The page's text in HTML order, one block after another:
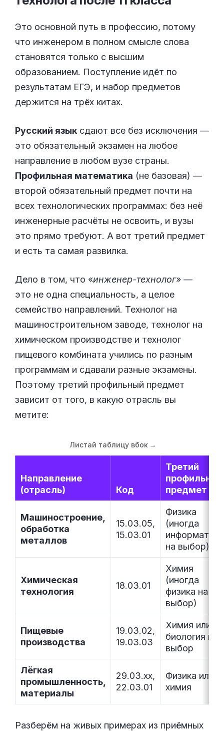
Это основной путь в профессию, потому
что инженером в полном смысле слова
становятся только с высшим
образованием. Поступление идёт по
результатам ЕГЭ, и набор предметов
держится на трёх китах.
Русский язык сдают все без исключения —
это обязательный экзамен на любое
направление в любом вузе страны.
Профильная математика (не базовая) —
второй обязательный предмет почти на
всех технологических программах: без неё
инженерные расчёты не освоить, и вузы
это прямо требуют. А вот третий предмет
и есть та самая развилка.
Дело в том, что «инженер-технолог» —
это не одна специальность, а целое
семейство направлений. Технолог на
машиностроительном заводе, технолог на
химическом производстве и технолог
пищевого комбината учились по разным
программам и сдавали разные экзамены.
Поэтому третий профильный предмет
зависит от того, в какую отрасль вы
метите:
Листай таблицу вбок →
Направление
(отрасль)
Код
Третий
профильный
предмет
Машиностроение,
обработка
металлов
15.03.05,
15.03.01
Физика
(иногда
информатика
на выбор)
Химическая
технология
18.03.01
Химия
(иногда
физика на
выбор)
Пищевые
производства
19.03.02,
19.03.03
Химия или
биология на
выбор
Лёгкая
промышленность,
материалы
29.03.xx,
22.03.01
Физика или
химия
Разберём на живых примерах из приёмных